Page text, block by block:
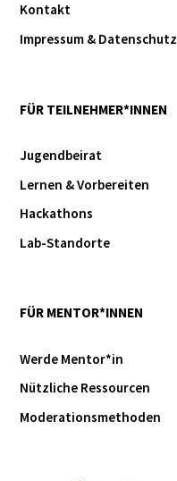
Kontakt
Impressum & Datenschutz
FÜR TEILNEHMER*INNEN
Jugendbeirat
Lernen & Vorbereiten
Hackathons
Lab-Standorte
FÜR MENTOR*INNEN
Werde Mentor*in
Nützliche Ressourcen
Moderationsmethoden